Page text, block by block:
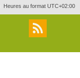
r
c
r
Heures au format UTC+02:00